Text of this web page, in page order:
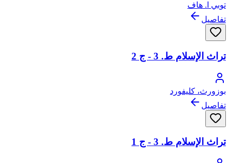
توبي ا. هاف
تفاصيل
تراث الإسلام ط. 3 - ج 2
بوزورث، كليفورد
تفاصيل
تراث الإسلام ط. 3 - ج 1